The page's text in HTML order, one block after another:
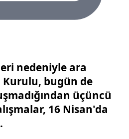
nedeniyle ara
Kurulu, bugün de
üçüncü
16 Nisan'da